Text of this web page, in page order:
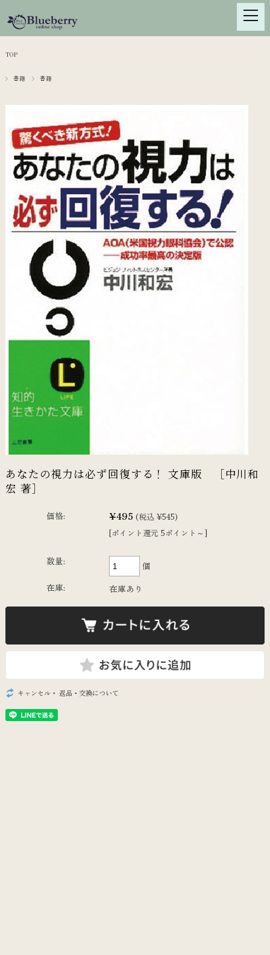
TOP
書籍 書籍
あなたの視力は必ず回復する！ 文庫版 ［中川和
宏 著］
価格: ¥495 (税込 ¥545)
[ポイント還元 5ポイント～]
数量:
個
在庫:
在庫あり
キャンセル・ 返品・交換について